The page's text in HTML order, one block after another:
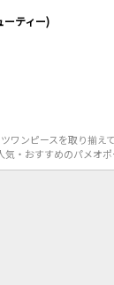
ーティー)
ンピースを取り揃
・おすすめのパメオポ